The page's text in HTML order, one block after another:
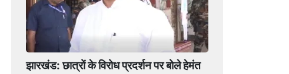
झारखंड: छात्रों के विरोध प्रदर्शन पर बोले हेमंत